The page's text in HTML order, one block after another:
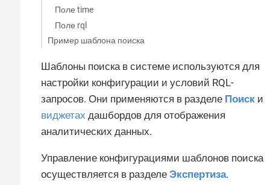
Поле time
Поле rql
Пример шаблона поиска
Шаблоны поиска в системе используются для
настройки конфигурации и условий RQL-
запросов. Они применяются в разделе Поиск и
виджетах дашбордов для отображения
аналитических данных.
Управление конфигурациями шаблонов поиска
осуществляется в разделе Экспертиза.